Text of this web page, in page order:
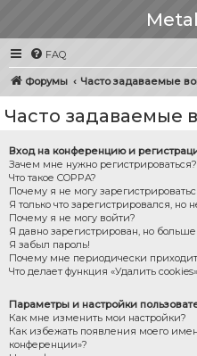
FAQ
Форумы Часто задаваемые
Часто задаваемые
Вход на конференцию и
Зачем мне нужно регистрироваться?
Что такое COPPA?
Почему я не могу
Я только что зарегистрировался, но
Почему я не могу войти?
Я давно зарегистрирован, но
Я забыл пароль!
Почему мне периодически
Что делает функция «Удалить
Параметры и настройки
Как мне изменить мои настройки?
Как избежать появления моего
конференции»?